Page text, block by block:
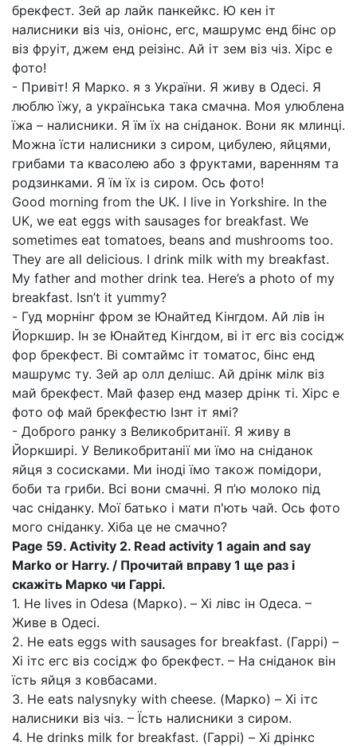
брекфест. Зей ар лайк панкейкс. Ю кен іт
налисники віз чіз, оніонс, егс, машрумс енд бінс ор
віз фруіт, джем енд реізінс. Ай іт зем віз чіз. Хірс е
фото!
- Привіт! Я Марко. я з України. Я живу в Одесі. Я
люблю їжу, а українська така смачна. Моя улюблена
їжа – налисники. Я їм їх на сніданок. Вони як млинці.
Можна їсти налисники з сиром, цибулею, яйцями,
грибами та квасолею або з фруктами, варенням та
родзинками. Я їм їх із сиром. Ось фото!
Good morning from the UK. I live in Yorkshire. In the
UK, we eat eggs with sausages for breakfast. We
sometimes eat tomatoes, beans and mushrooms too.
They are all delicious. I drink milk with my breakfast.
My father and mother drink tea. Here’s a photo of my
breakfast. Isn’t it yummy?
- Гуд морнінг фром зе Юнайтед Кінгдом. Ай лів ін
Йоркшир. Ін зе Юнайтед Кінгдом, ві іт егс віз сосідж
фор брекфест. Ві сомтаймс іт томатос, бінс енд
машрумс ту. Зей ар олл делішс. Ай дрінк мілк віз
май брекфест. Май фазер енд мазер дрінк ті. Хірс е
фото оф май брекфестю Ізнт іт ямі?
- Доброго ранку з Великобританії. Я живу в
Йоркширі. У Великобританії ми їмо на сніданок
яйця з сосисками. Ми іноді їмо також помідори,
боби та гриби. Всі вони смачні. Я п’ю молоко під
час сніданку. Мої батько і мати п'ють чай. Ось фото
мого сніданку. Хіба це не смачно?
Page 59. Activity 2. Read activity 1 again and say
Marko or Harry. / Прочитай вправу 1 ще раз і
скажіть Марко чи Гаррі.
1. He lives in Odesa (Марко). – Хі лівс ін Одеса. –
Живе в Одесі.
2. He eats eggs with sausages for breakfast. (Гаррі) –
Хі ітс егс віз сосідж фо брекфест. – На сніданок він
їсть яйця з ковбасами.
3. He eats nalysnyky with cheese. (Марко) – Хі ітс
налисники віз чіз. – Їсть налисники з сиром.
4. He drinks milk for breakfast. (Гаррі) – Хі дрінкс